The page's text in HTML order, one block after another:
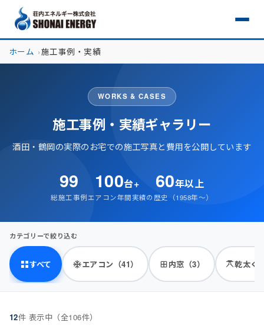
ホーム 施工事例・実績
WORKS & CASES
施工事例・実績ギャラリー
酒田・鶴岡の実際のお宅での施工写真と費用を公開しています
99
総施工事例
100台+
エアコン年間実績
60年以上
の歴史（1958年〜）
カテゴリーで絞り込む
すべて エアコン（41） 内窓（3） 乾太く
12件 表示中（全106件）